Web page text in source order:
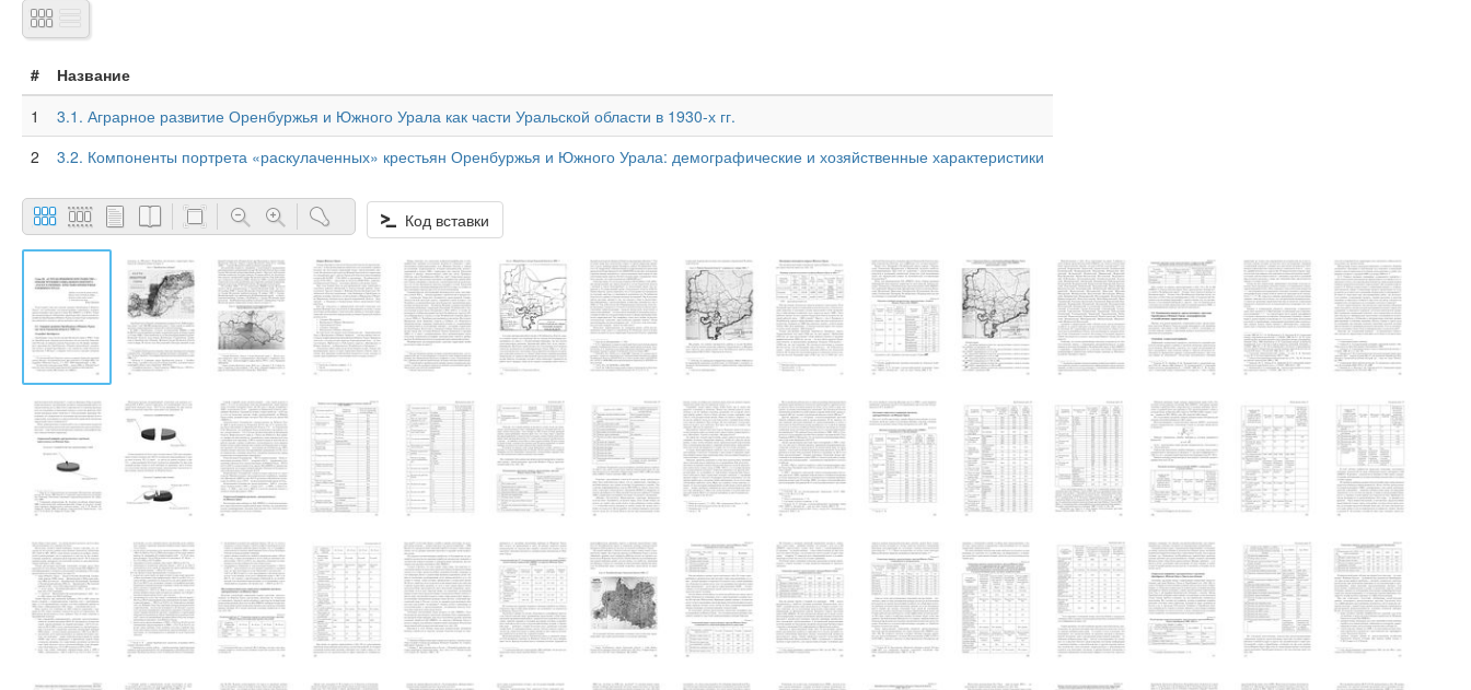
#
Название
1
3.1. Аграрное развитие Оренбуржья и Южного Урала как части Уральской области в 1930-х гг.
2
3.2. Компоненты портрета «раскулаченных» крестьян Оренбуржья и Южного Урала: демографические и хозяйственные характеристики
Код вставки